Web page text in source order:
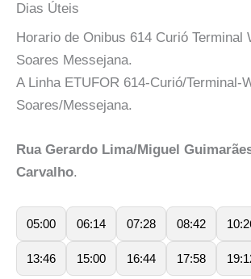
Dias Úteis
Horario de Onibus 614 Curió Terminal
Soares Messejana.
A Linha ETUFOR 614-Curió/Terminal-
Soares/Messejana.
Rua Gerardo Lima/Miguel
Carvalho.
05:00 06:14 07:28 08:42
13:46 15:00 16:44 17:58